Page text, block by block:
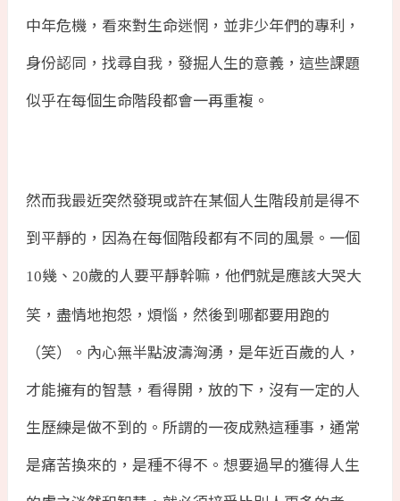
中年危機，看來對生命迷惘，並非少年們的專利，
身份認同，找尋自我，發掘人生的意義，這些課題
似乎在每個生命階段都會一再重複。
然而我最近突然發現或許在某個人生階段前是得不
到平靜的，因為在每個階段都有不同的風景。一個
10幾、 20歲的人要平靜幹嘛，他們就是應該大哭大
笑，盡情地抱怨，煩惱，然後到哪都要用跑的
（笑）。內心無半點波濤洶湧，是年近百歲的人，
才能擁有的智慧，看得開，放的下，沒有一定的人
生歷練是做不到的。所謂的一夜成熟這種事，通常
是痛苦換來的，是種不得不。想要過早的獲得人生